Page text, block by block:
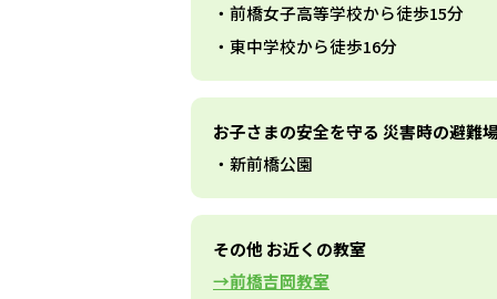
前橋女子高等学校から徒歩15分
東中学校から徒歩16分
お子さまの安全を守る 災害時の避難
新前橋公園
その他 お近くの教室
前橋吉岡教室